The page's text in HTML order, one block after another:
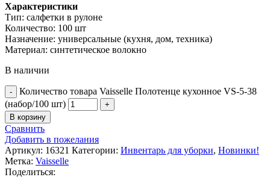
Характеристики
Тип: салфетки в рулоне
Количество: 100 шт
Назначение: универсальные (кухня, дом, техника)
Материал: синтетическое волокно
В наличии
Количество товара Vaisselle Полотенце кухонное VS-5-38
(набор/100 шт)
В корзину
Сравнить
Добавить в пожелания
Артикул: 16321 Категории: Инвентарь для уборки, Новинки!
Метка: Vaisselle
Поделиться: